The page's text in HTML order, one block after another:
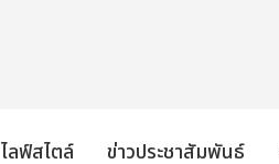
ไลฟ์สไตล์ ข่าวประชาสัมพันธ์